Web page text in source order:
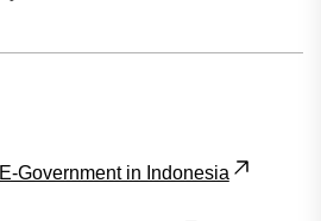
Government in Indonesia